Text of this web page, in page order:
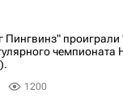
Пингвинз"
чемпионата
1200